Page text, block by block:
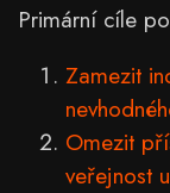
Primární cíle
Zamezit
Omezit
veřejnost